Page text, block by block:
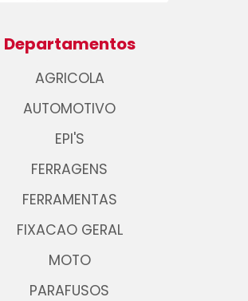
Departamentos
AGRICOLA
AUTOMOTIVO
EPI'S
FERRAGENS
FERRAMENTAS
FIXACAO GERAL
MOTO
PARAFUSOS